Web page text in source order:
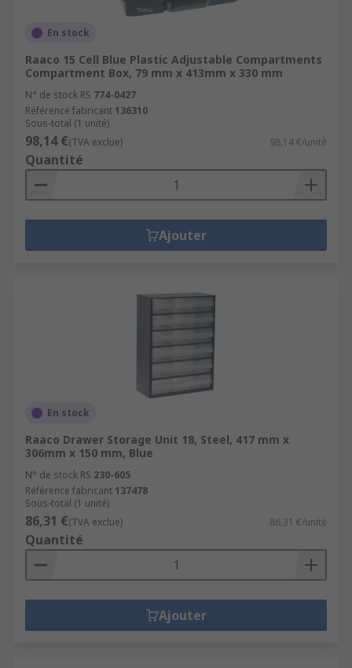
En stock
Raaco 15 Cell Blue Plastic Adjustable Compartments
Compartment Box, 79 mm x 413mm x 330 mm
N° de stock RS 774-0427
Référence fabricant 136310
Sous-total (1 unité)
98,14 €(TVA exclue) 98,14 €/unité
Quantité
Ajouter
En stock
Raaco Drawer Storage Unit 18, Steel, 417 mm x
306mm x 150 mm, Blue
N° de stock RS 230-605
Référence fabricant 137478
Sous-total (1 unité)
86,31 €(TVA exclue) 86,31 €/unité
Quantité
Ajouter